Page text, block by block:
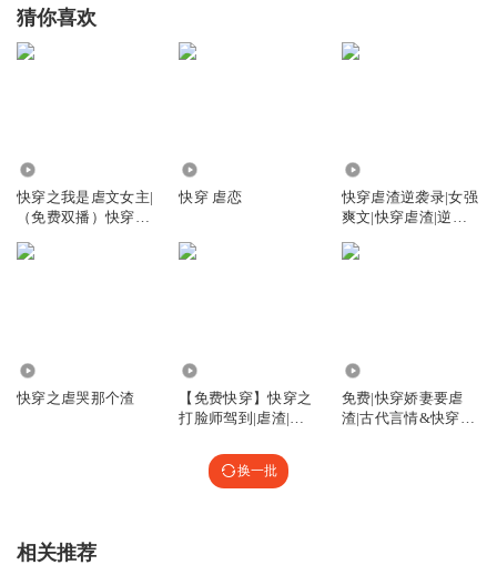
她以前学会的医术，厨艺呢？什么叫学会？
回复 2022-07-09 2
感觉越听越没意思了，都感觉不到强了
0
猜你喜欢
快穿之我是虐文女主|
（免费双播）快穿虐
快穿 虐恋
快穿虐渣逆袭录|女强
爽文|快穿虐渣|逆风
快穿之虐哭那个渣
【免费快穿】快穿之
打脸师驾到|虐渣|反
免费|快穿娇妻要虐
渣|古代言情&快穿&
换一批
相关推荐